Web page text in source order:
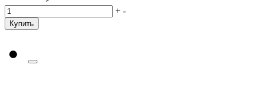
+ -
Купить